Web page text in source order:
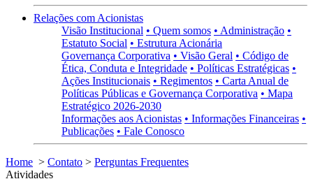
Relações com Acionistas
Visão Institucional • Quem somos • Administração •
Estatuto Social • Estrutura Acionária
Governança Corporativa • Visão Geral • Código de
Ética, Conduta e Integridade • Políticas Estratégicas •
Ações Institucionais • Regimentos • Carta Anual de
Políticas Públicas e Governança Corporativa • Mapa
Estratégico 2026-2030
Informações aos Acionistas • Informações Financeiras •
Publicações • Fale Conosco
Home > Contato > Perguntas Frequentes
Atividades